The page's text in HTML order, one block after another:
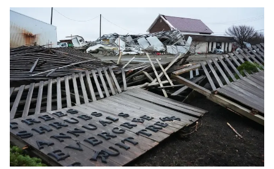
Câu chuyện quốc tế
Thị trường
Góc doanh nghiệp
Truyền hình
Phim VTV
Hậu trường
Nhân vật
Khán giả
Giải sao mai
Giải trí
Điện ảnh
Âm nhạc
Sao
Đời sống
Du lịch
Làm đẹp
Giáo dục